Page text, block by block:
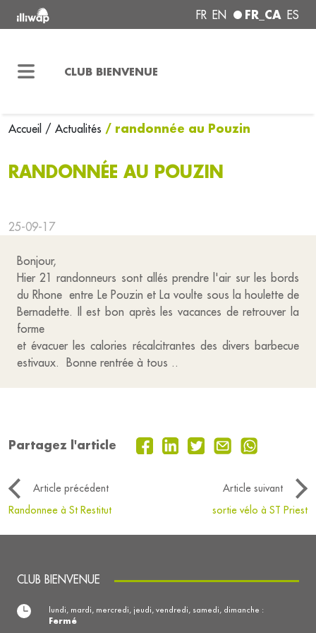
FR EN FR_CA ES
CLUB BIENVENUE
Accueil / Actualités / randonnée au Pouzin
RANDONNÉE AU POUZIN
25-09-17
Bonjour,
Hier 21 randonneurs sont allés prendre l'air sur les bords
du Rhone entre Le Pouzin et La voulte sous la houlette de
Bernadette. Il est bon après les vacances de retrouver la
forme
et évacuer les calories récalcitrantes des divers barbecue
estivaux. Bonne rentrée à tous ..
Partagez l'article
Article précédent
Article suivant
Randonnee à St Restitut
sortie vélo à ST Priest
CLUB BIENVENUE
lundi, mardi, mercredi, jeudi, vendredi, samedi, dimanche :
Fermé